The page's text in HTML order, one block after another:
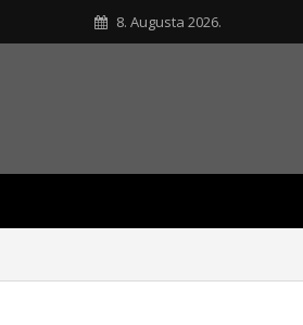
8. Augusta 2026.